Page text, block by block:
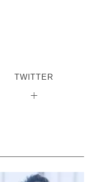
TWITTER